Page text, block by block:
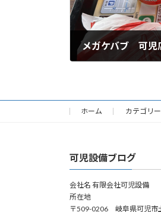
メガケバブ 可児
ホーム カテゴリー
可児設備ブログ
会社名 有限会社可児設備
所在地
〒509-0206 岐阜県可児市